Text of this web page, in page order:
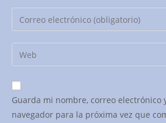
nombre
de
usuario
para
comentar
Introduce
tu
dirección
de
electrónico
para
comentar
Introduce
la
URL
de
Guarda mi nombre, correo electrónico
navegador para la próxima vez que